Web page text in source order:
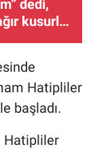
dedi,
kusurlu
Hatipliler
başladı.
Hatipliler